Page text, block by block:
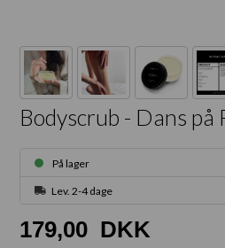
Bodyscrub - Dans på
På lager
Lev. 2-4 dage
179,00 DKK